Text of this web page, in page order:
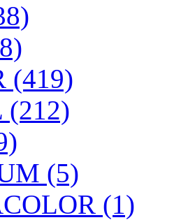
(419)
(212)
(5)
(1)